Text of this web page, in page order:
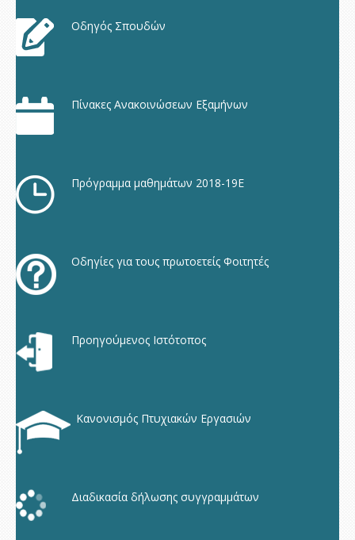
Οδηγός Σπουδών
Πίνακες Ανακοινώσεων Εξαμήνων
Πρόγραμμα μαθημάτων 2018-19Ε
Οδηγίες για τους πρωτοετείς Φοιτητές
Προηγούμενος Ιστότοπος
Κανονισμός Πτυχιακών Εργασιών
Διαδικασία δήλωσης συγγραμμάτων